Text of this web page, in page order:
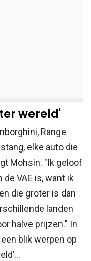
wereld'
Range
elke auto die
Mohsin. "Ik geloof
VAE is, want ik
die groter is dan
landen
halve prijzen." In
blik werpen op